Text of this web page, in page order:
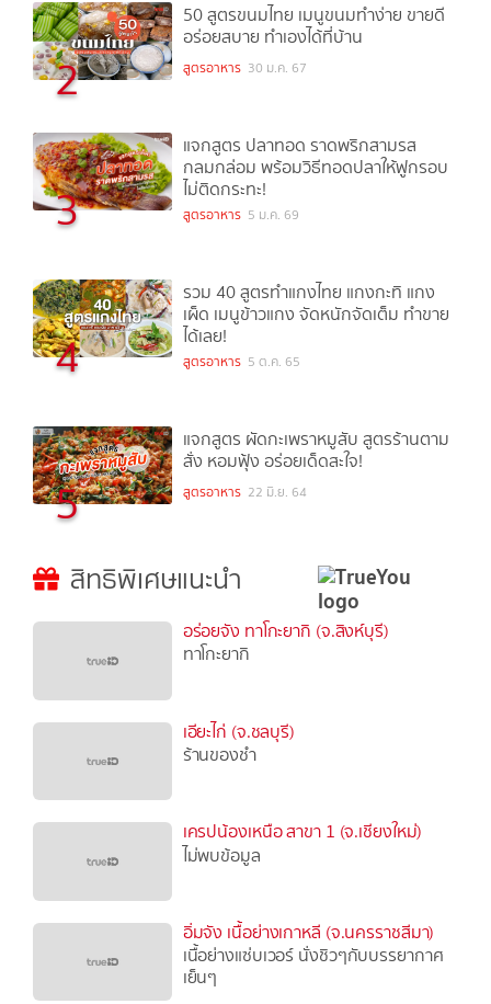
2
50 สูตรขนมไทย เมนูขนมทำง่าย ขายดี
อร่อยสบาย ทำเองได้ที่บ้าน
สูตรอาหาร 30 ม.ค. 67
3
แจกสูตร ปลาทอด ราดพริกสามรส
กลมกล่อม พร้อมวิธีทอดปลาให้ฟูกรอบ
ไม่ติดกระทะ!
สูตรอาหาร 5 ม.ค. 69
4
รวม 40 สูตรทำแกงไทย แกงกะทิ แกง
เผ็ด เมนูข้าวแกง จัดหนักจัดเต็ม ทำขาย
ได้เลย!
สูตรอาหาร 5 ต.ค. 65
5
แจกสูตร ผัดกะเพราหมูสับ สูตรร้านตาม
สั่ง หอมฟุ้ง อร่อยเด็ดสะใจ!
สูตรอาหาร 22 มิ.ย. 64
สิทธิพิเศษแนะนำ
อร่อยจัง ทาโกะยากิ (จ.สิงห์บุรี)
ทาโกะยากิ
เอียะไก่ (จ.ชลบุรี)
ร้านของชำ
เครปน้องเหนือ สาขา 1 (จ.เชียงใหม่)
ไม่พบข้อมูล
อิ่มจัง เนื้อย่างเกาหลี (จ.นครราชสีมา)
เนื้อย่างแซ่บเวอร์ นั่งชิวๆกับบรรยากาศ
เย็นๆ